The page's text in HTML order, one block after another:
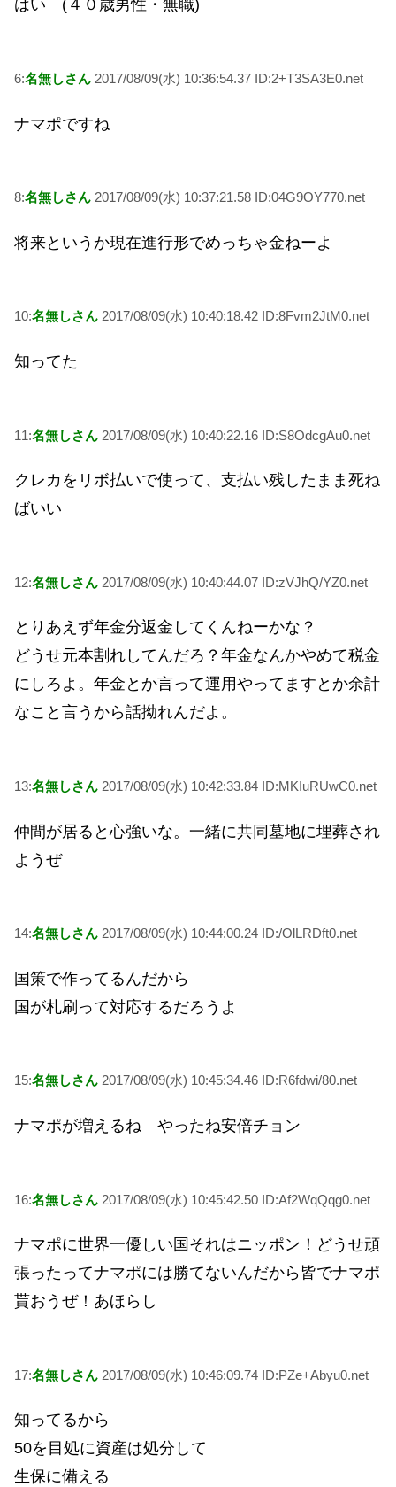
はい (４０歳男性・無職)
6:名無しさん 2017/08/09(水) 10:36:54.37 ID:2+T3SA3E0.net
ナマポですね
8:名無しさん 2017/08/09(水) 10:37:21.58 ID:04G9OY770.net
将来というか現在進行形でめっちゃ金ねーよ
10:名無しさん 2017/08/09(水) 10:40:18.42 ID:8Fvm2JtM0.net
知ってた
11:名無しさん 2017/08/09(水) 10:40:22.16 ID:S8OdcgAu0.net
クレカをリボ払いで使って、支払い残したまま死ね
ばいい
12:名無しさん 2017/08/09(水) 10:40:44.07 ID:zVJhQ/YZ0.net
とりあえず年金分返金してくんねーかな？
どうせ元本割れしてんだろ？年金なんかやめて税金
にしろよ。年金とか言って運用やってますとか余計
なこと言うから話拗れんだよ。
13:名無しさん 2017/08/09(水) 10:42:33.84 ID:MKIuRUwC0.net
仲間が居ると心強いな。一緒に共同墓地に埋葬され
ようぜ
14:名無しさん 2017/08/09(水) 10:44:00.24 ID:/OlLRDft0.net
国策で作ってるんだから
国が札刷って対応するだろうよ
15:名無しさん 2017/08/09(水) 10:45:34.46 ID:R6fdwi/80.net
ナマポが増えるね やったね安倍チョン
16:名無しさん 2017/08/09(水) 10:45:42.50 ID:Af2WqQqg0.net
ナマポに世界一優しい国それはニッポン！どうせ頑
張ったってナマポには勝てないんだから皆でナマポ
貰おうぜ！あほらし
17:名無しさん 2017/08/09(水) 10:46:09.74 ID:PZe+Abyu0.net
知ってるから
50を目処に資産は処分して
生保に備える